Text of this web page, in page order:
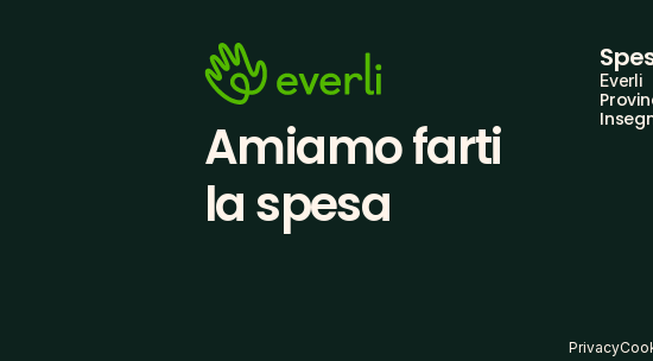
Amiamo farti
la spesa
Everli
Privacy